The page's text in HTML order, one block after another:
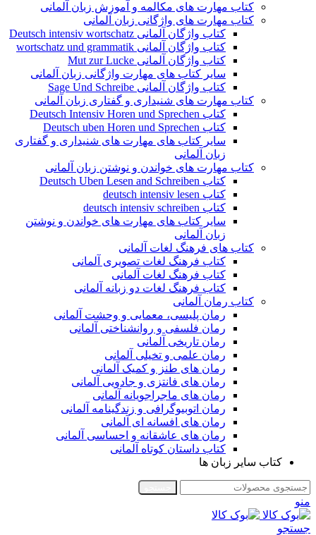
کتاب مهارت های مکالمه و آموزش زبان آلمانی
کتاب مهارت های واژگانی زبان آلمانی
کتاب واژگان آلمانی Deutsch intensiv wortschatz
کتاب واژگان آلمانی wortschatz und grammatik
کتاب واژگان آلمانی Mut zur Lucke
سایر کتاب های مهارت واژگانی زبان آلمانی
کتاب واژگان آلمانی Sage Und Schreibe
کتاب مهارت های شنیداری و گفتاری زبان آلمانی
کتاب Deutsch Intensiv Horen und Sprechen
کتاب Deutsch uben Horen und Sprechen
سایر کتاب های مهارت های شنیداری و گفتاری
زبان آلمانی
کتاب مهارت های خواندن و نوشتن زبان آلمانی
کتاب Deutsch Uben Lesen and Schreiben
کتاب deutsch intensiv lesen
کتاب deutsch intensiv schreiben
سایر کتاب های مهارت های خواندن و نوشتن
زبان آلمانی
کتاب های فرهنگ لغات آلمانی
کتاب فرهنگ لغات تصویری آلمانی
کتاب فرهنگ لغات آلمانی
کتاب فرهنگ لغات دو زبانه آلمانی
کتاب رمان آلمانی
رمان پلیسی، معمایی و وحشت آلمانی
رمان فلسفی و روانشناختی آلمانی
رمان تاریخی آلمانی
رمان علمی و تخیلی آلمانی
رمان های طنز و کمیک آلمانی
رمان های فانتزی و جادویی آلمانی
رمان های ماجراجویانه آلمانی
رمان اتوبیوگرافی و زندگینامه آلمانی
رمان های افسانه ای آلمانی
رمان های عاشقانه و احساسی آلمانی
کتاب داستان کوتاه آلمانی
کتاب سایر زبان ها
منو
جستجو